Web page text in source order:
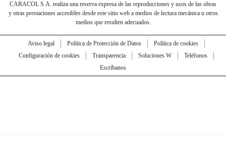
CARACOL S.A. realiza una reserva expresa de las reproducciones y usos de las obras
y otras prestaciones accesibles desde este sitio web a medios de lectura mecánica u otros
medios que resulten adecuados.
Aviso legal Política de Protección de Datos
Política de cookies
Configuración de cookies
Transparencia Soluciones W
Teléfonos
Escríbanos